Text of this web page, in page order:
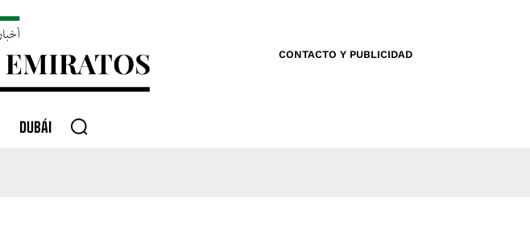
CONTACTO Y PUBLICIDAD
DUBÁI